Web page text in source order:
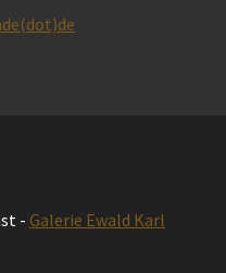
- Galerie Ewald Karl